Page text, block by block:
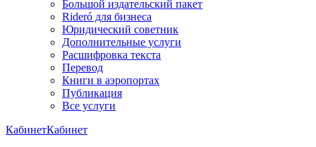
Большой издательский пакет
Rideró для бизнеса
Юридический советник
Дополнительные услуги
Расшифровка текста
Перевод
Книги в аэропортах
Публикация
Все услуги
КабинетКабинет